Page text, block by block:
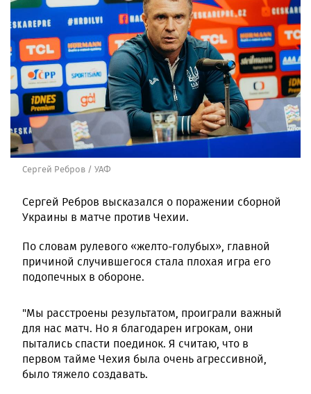
Сергей Ребров / УАФ
Сергей Ребров высказался о поражении сборной
Украины в матче против Чехии.
По словам рулевого «желто-голубых», главной
причиной случившегося стала плохая игра его
подопечных в обороне.
"Мы расстроены результатом, проиграли важный
для нас матч. Но я благодарен игрокам, они
пытались спасти поединок. Я считаю, что в
первом тайме Чехия была очень агрессивной,
было тяжело создавать.